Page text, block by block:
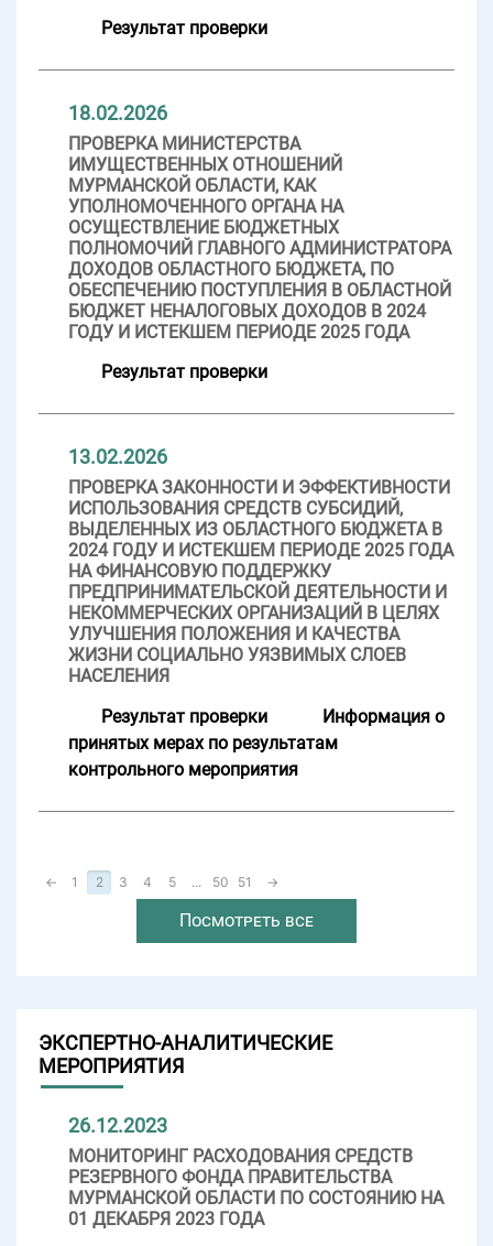
Результат проверки
18.02.2026
ПРОВЕРКА МИНИСТЕРСТВА
ИМУЩЕСТВЕННЫХ ОТНОШЕНИЙ
МУРМАНСКОЙ ОБЛАСТИ, КАК
УПОЛНОМОЧЕННОГО ОРГАНА НА
ОСУЩЕСТВЛЕНИЕ БЮДЖЕТНЫХ
ПОЛНОМОЧИЙ ГЛАВНОГО АДМИНИСТРАТОРА
ДОХОДОВ ОБЛАСТНОГО БЮДЖЕТА, ПО
ОБЕСПЕЧЕНИЮ ПОСТУПЛЕНИЯ В ОБЛАСТНОЙ
БЮДЖЕТ НЕНАЛОГОВЫХ ДОХОДОВ В 2024
ГОДУ И ИСТЕКШЕМ ПЕРИОДЕ 2025 ГОДА
Результат проверки
13.02.2026
ПРОВЕРКА ЗАКОННОСТИ И ЭФФЕКТИВНОСТИ
ИСПОЛЬЗОВАНИЯ СРЕДСТВ СУБСИДИЙ,
ВЫДЕЛЕННЫХ ИЗ ОБЛАСТНОГО БЮДЖЕТА В
2024 ГОДУ И ИСТЕКШЕМ ПЕРИОДЕ 2025 ГОДА
НА ФИНАНСОВУЮ ПОДДЕРЖКУ
ПРЕДПРИНИМАТЕЛЬСКОЙ ДЕЯТЕЛЬНОСТИ И
НЕКОММЕРЧЕСКИХ ОРГАНИЗАЦИЙ В ЦЕЛЯХ
УЛУЧШЕНИЯ ПОЛОЖЕНИЯ И КАЧЕСТВА
ЖИЗНИ СОЦИАЛЬНО УЯЗВИМЫХ СЛОЕВ
НАСЕЛЕНИЯ
Результат проверки
Информация о
принятых мерах по результатам
контрольного мероприятия
← 1 2 3 4 5 ... 50 51 →
Посмотреть все
ЭКСПЕРТНО-АНАЛИТИЧЕСКИЕ
МЕРОПРИЯТИЯ
26.12.2023
МОНИТОРИНГ РАСХОДОВАНИЯ СРЕДСТВ
РЕЗЕРВНОГО ФОНДА ПРАВИТЕЛЬСТВА
МУРМАНСКОЙ ОБЛАСТИ ПО СОСТОЯНИЮ НА
01 ДЕКАБРЯ 2023 ГОДА